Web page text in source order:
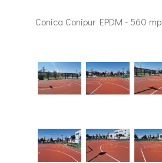
Conica Conipur EPDM - 560 mp